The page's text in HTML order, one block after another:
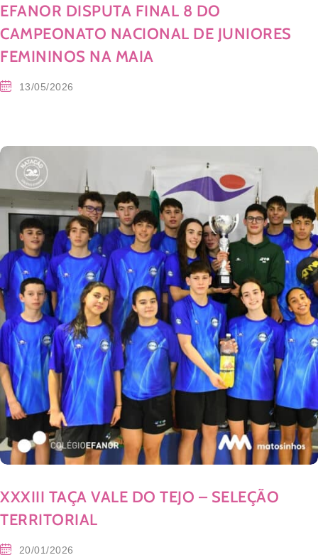
EFANOR DISPUTA FINAL 8 DO
CAMPEONATO NACIONAL DE JUNIORES
FEMININOS NA MAIA
13/05/2026
XXXIII TAÇA VALE DO TEJO – SELEÇÃO
TERRITORIAL
20/01/2026